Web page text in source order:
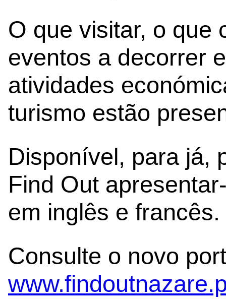
O que visitar, o que
eventos a decorrer
atividades
turismo estão
Disponível, para já,
Find Out
em inglês e francês.
Consulte o novo